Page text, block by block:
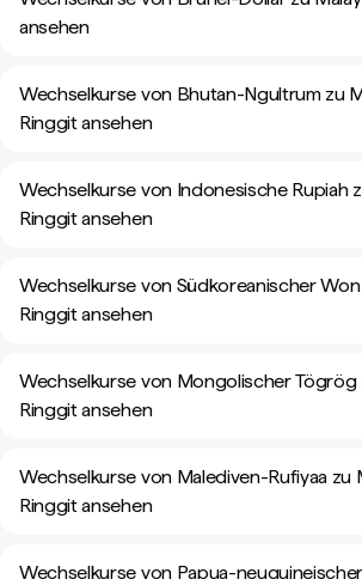
ansehen
Wechselkurse von Bhutan-Ngultrum zu
Ringgit ansehen
Wechselkurse von Indonesische Rupiah
Ringgit ansehen
Wechselkurse von Südkoreanischer
Ringgit ansehen
Wechselkurse von Mongolischer Tögrög
Ringgit ansehen
Wechselkurse von Malediven-Rufiyaa zu
Ringgit ansehen
Wechselkurse von Papua-